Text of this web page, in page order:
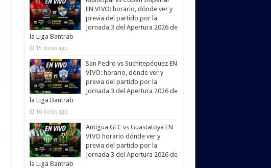
EN VIVO: horario, dónde ver y
previa del partido por la
Jornada 3 del Apertura 2026 de
la Liga Bantrab
15 horas ago
San Pedro vs Suchitepéquez EN
VIVO: horario, dónde ver y
previa del partido por la
Jornada 3 del Apertura 2026 de
la Liga Bantrab
16 horas ago
Antigua GFC vs Guastatoya EN
VIVO horario dónde ver y
previa del partido por la
Jornada 3 del Apertura 2026 de
la Liga Bantrab